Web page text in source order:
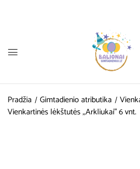
Pradžia Gimtadienio atributika
Vienkartinės lėkštutės ,,Arkliukai” 6 vnt.